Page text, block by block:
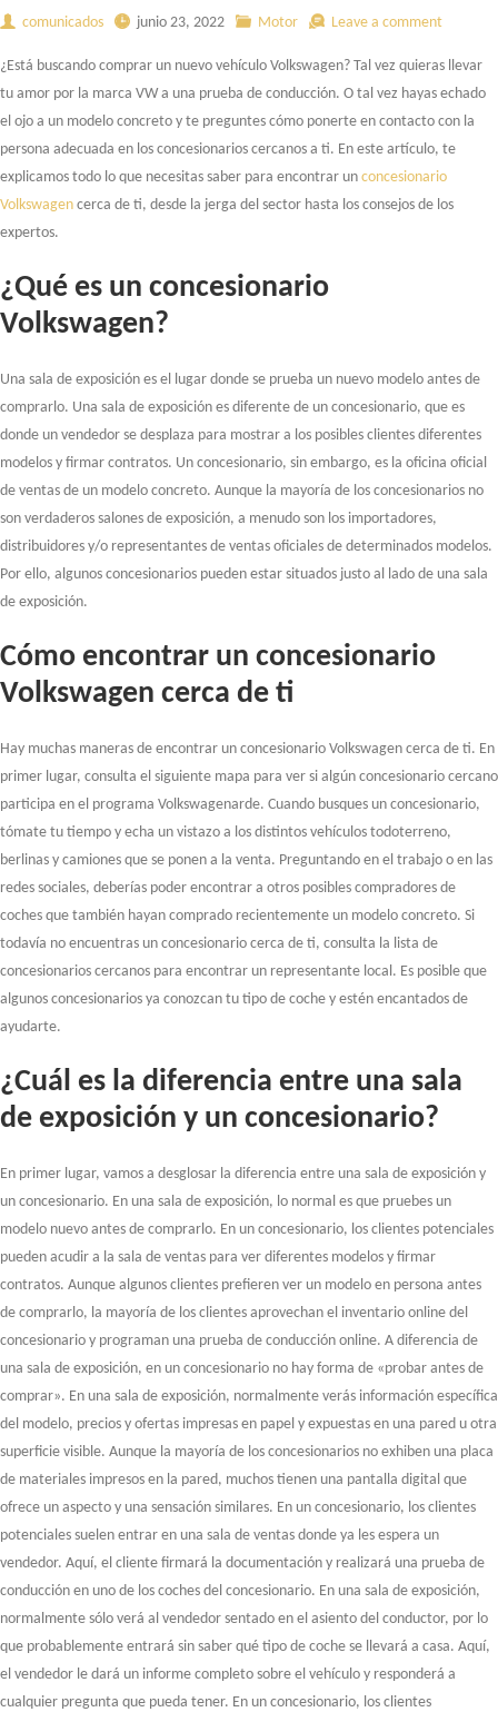
comunicados junio 23, 2022 Motor Leave a comment
¿Está buscando comprar un nuevo vehículo Volkswagen? Tal vez quieras llevar
tu amor por la marca VW a una prueba de conducción. O tal vez hayas echado
el ojo a un modelo concreto y te preguntes cómo ponerte en contacto con la
persona adecuada en los concesionarios cercanos a ti. En este artículo, te
explicamos todo lo que necesitas saber para encontrar un concesionario
Volkswagen cerca de ti, desde la jerga del sector hasta los consejos de los
expertos.
¿Qué es un concesionario
Volkswagen?
Una sala de exposición es el lugar donde se prueba un nuevo modelo antes de
comprarlo. Una sala de exposición es diferente de un concesionario, que es
donde un vendedor se desplaza para mostrar a los posibles clientes diferentes
modelos y firmar contratos. Un concesionario, sin embargo, es la oficina oficial
de ventas de un modelo concreto. Aunque la mayoría de los concesionarios no
son verdaderos salones de exposición, a menudo son los importadores,
distribuidores y/o representantes de ventas oficiales de determinados modelos.
Por ello, algunos concesionarios pueden estar situados justo al lado de una sala
de exposición.
Cómo encontrar un concesionario
Volkswagen cerca de ti
Hay muchas maneras de encontrar un concesionario Volkswagen cerca de ti. En
primer lugar, consulta el siguiente mapa para ver si algún concesionario cercano
participa en el programa Volkswagenarde. Cuando busques un concesionario,
tómate tu tiempo y echa un vistazo a los distintos vehículos todoterreno,
berlinas y camiones que se ponen a la venta. Preguntando en el trabajo o en las
redes sociales, deberías poder encontrar a otros posibles compradores de
coches que también hayan comprado recientemente un modelo concreto. Si
todavía no encuentras un concesionario cerca de ti, consulta la lista de
concesionarios cercanos para encontrar un representante local. Es posible que
algunos concesionarios ya conozcan tu tipo de coche y estén encantados de
ayudarte.
¿Cuál es la diferencia entre una sala
de exposición y un concesionario?
En primer lugar, vamos a desglosar la diferencia entre una sala de exposición y
un concesionario. En una sala de exposición, lo normal es que pruebes un
modelo nuevo antes de comprarlo. En un concesionario, los clientes potenciales
pueden acudir a la sala de ventas para ver diferentes modelos y firmar
contratos. Aunque algunos clientes prefieren ver un modelo en persona antes
de comprarlo, la mayoría de los clientes aprovechan el inventario online del
concesionario y programan una prueba de conducción online. A diferencia de
una sala de exposición, en un concesionario no hay forma de «probar antes de
comprar». En una sala de exposición, normalmente verás información específica
del modelo, precios y ofertas impresas en papel y expuestas en una pared u otra
superficie visible. Aunque la mayoría de los concesionarios no exhiben una placa
de materiales impresos en la pared, muchos tienen una pantalla digital que
ofrece un aspecto y una sensación similares. En un concesionario, los clientes
potenciales suelen entrar en una sala de ventas donde ya les espera un
vendedor. Aquí, el cliente firmará la documentación y realizará una prueba de
conducción en uno de los coches del concesionario. En una sala de exposición,
normalmente sólo verá al vendedor sentado en el asiento del conductor, por lo
que probablemente entrará sin saber qué tipo de coche se llevará a casa. Aquí,
el vendedor le dará un informe completo sobre el vehículo y responderá a
cualquier pregunta que pueda tener. En un concesionario, los clientes